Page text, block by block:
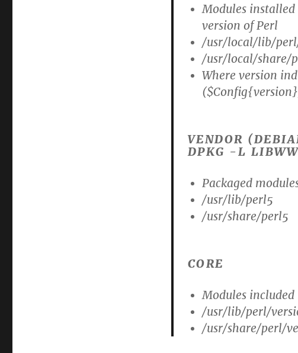
Modules
version of Perl
/usr/local/lib/
/usr/local/share/
Where version
VENDOR
DPKG -L
Packaged
/usr/lib/perl5
/usr/share/perl5
CORE
Modules
/usr/lib/perl/
/usr/share/perl/